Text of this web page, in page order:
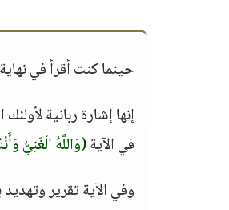
حينما كنت أقرأ في
إنها إشارة ربانية
في الآية(وَاللَّهُ الْغَنِيُّ
وفي الآية تقرير